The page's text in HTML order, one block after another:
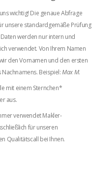
wichtig! Die genaue Abfrage
unsere standardgemäße Prüfung
werden nur intern und
verwendet. Von Ihrem Namen
den Vornamen und den ersten
Nachnamens. Beispiel:Max M.
mit einem Sternchen*
aus.
verwendet Makler-
für unseren
Qualitätscall bei Ihnen.